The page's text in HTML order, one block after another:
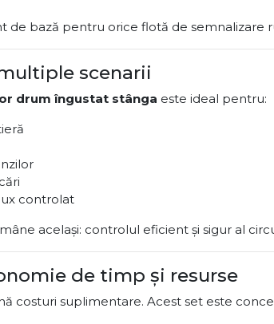
de bază pentru orice flotă de semnalizare
scenarii
drum îngustat stânga este ideal pentru:
controlat
același: controlul eficient și sigur al
de timp și resurse
costuri suplimentare. Acest set este